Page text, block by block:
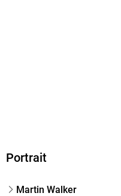
Portrait
Martin Walker